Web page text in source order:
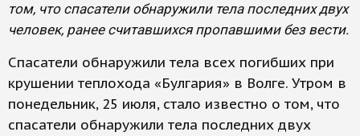
том, что спасатели обнаружили тела последних двух
человек, ранее считавшихся пропавшими без вести.
Спасатели обнаружили тела всех погибших при
крушении теплохода «Булгария» в Волге. Утром в
понедельник, 25 июля, стало известно о том, что
спасатели обнаружили тела последних двух